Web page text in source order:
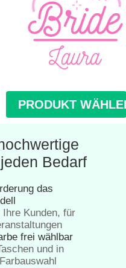
PRODUKT
Bedarf
das
Ihre Kunden, für
frei wählbar
und in